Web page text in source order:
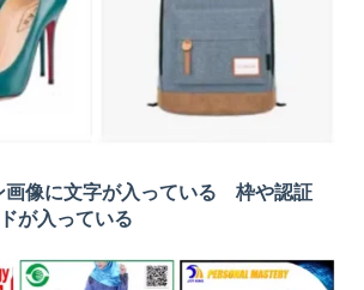
像に文字が入っている 枠や認証
が入っている